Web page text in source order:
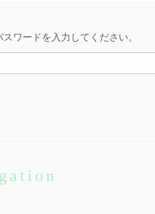
ワードを入力してください。